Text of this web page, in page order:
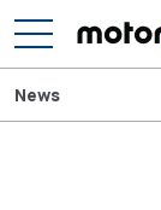
News